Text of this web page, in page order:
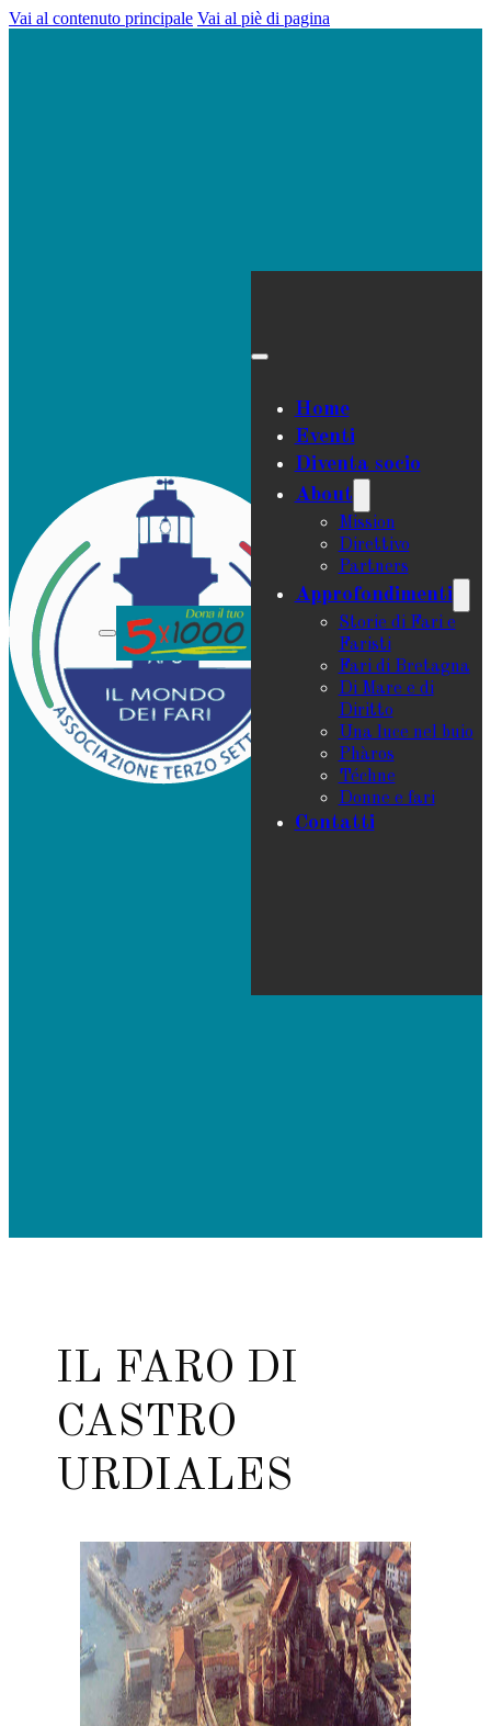
Vai al contenuto principale Vai al piè di pagina
Home
Eventi
Diventa socio
About
Mission
Direttivo
Partners
Approfondimenti
Storie di Fari e
Faristi
Fari di Bretagna
Di Mare e di
Diritto
Una luce nel buio
Phàros
Téchne
Donne e fari
Contatti
IL FARO DI
CASTRO
URDIALES